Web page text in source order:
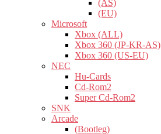
(AS)
(EU)
Microsoft
Xbox (ALL)
Xbox 360 (JP-KR-AS)
Xbox 360 (US-EU)
NEC
Hu-Cards
Cd-Rom2
Super Cd-Rom2
SNK
Arcade
(Bootleg)